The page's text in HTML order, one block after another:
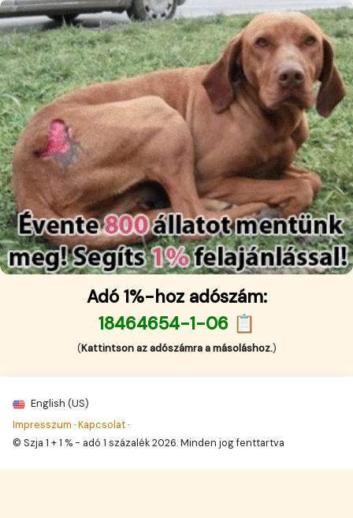
Adó 1%-hoz adószám:
18464654-1-06 📋
(Kattintson az adószámra a másoláshoz.)
English (US)
Impresszum ·Kapcsolat ·
© Szja 1 + 1 % - adó 1 százalék 2026. Minden jog fenttartva